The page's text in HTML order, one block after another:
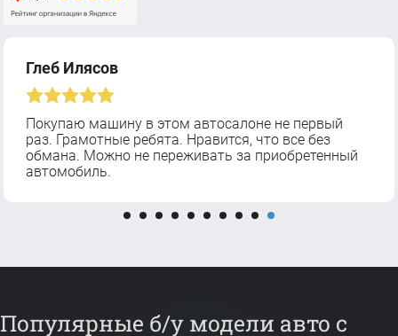
Глеб Илясов
Покупаю машину в этом автосалоне не первый
раз. Грамотные ребята. Нравится, что все без
обмана. Можно не переживать за приобретенный
автомобиль.
Популярные б/у модели авто с